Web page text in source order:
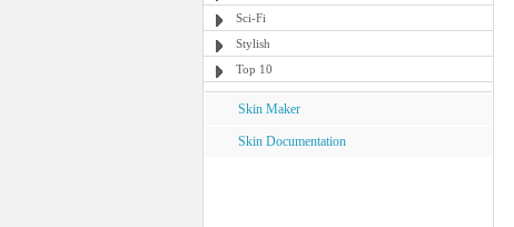
Sci-Fi
Stylish
Top 10
Skin Maker
Skin Documentation